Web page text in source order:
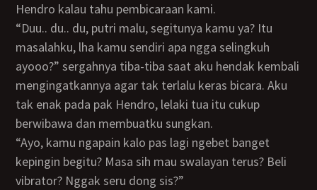
Hendro kalau tahu pembicaraan kami.
“Duu.. du.. du, putri malu, segitunya kamu ya? Itu
masalahku, lha kamu sendiri apa ngga selingkuh
ayooo?” sergahnya tiba-tiba saat aku hendak kembali
mengingatkannya agar tak terlalu keras bicara. Aku
tak enak pada pak Hendro, lelaki tua itu cukup
berwibawa dan membuatku sungkan.
“ayo, kamu ngapain kalo pas lagi ngebet banget
kepingin begitu? Masa sih mau swalayan terus? Beli
vibrator? Nggak seru dong sis?”